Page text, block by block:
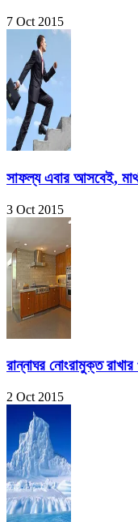
7 Oct 2015
সাফল্য এবার আসবেই,
3 Oct 2015
রান্নাঘর নোংরামুক্ত
2 Oct 2015